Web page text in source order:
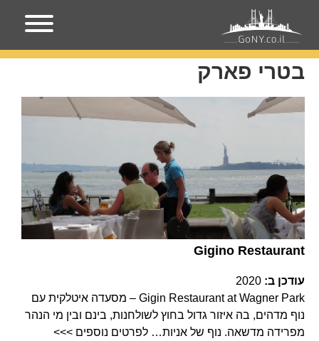
עמוד הבית בטרי פארק
בטרי פארק
Gigino Restaurant
עודכן ב: 2020
Gigin Restaurant at Wagner Park – מסעדה איטלקית עם
נוף מדהים, בה איזור גדול בחוץ לשולחנות, בינם ובין מי הנהר
מפרידה מדשאה. נוף של אניות… לפרטים נוספים >>>